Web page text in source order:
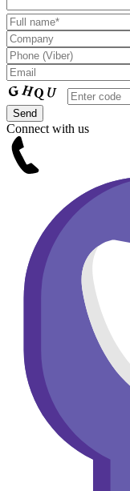
Connect with us